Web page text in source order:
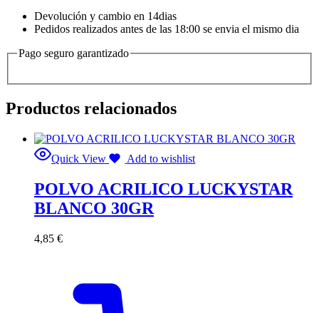
Devolución y cambio en 14dias
Pedidos realizados antes de las 18:00 se envia el mismo dia
Pago seguro garantizado
Productos relacionados
Quick View Add to wishlist
POLVO ACRILICO LUCKYSTAR
BLANCO 30GR
4,85 €